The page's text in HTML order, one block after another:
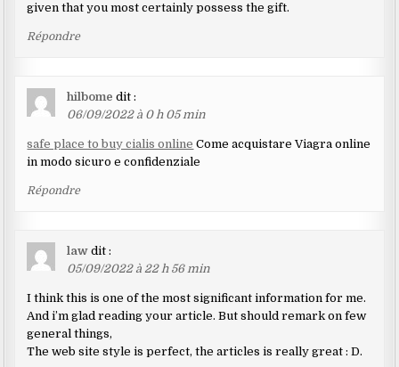
given that you most certainly possess the gift.
Répondre
hilbome dit :
06/09/2022 à 0 h 05 min
safe place to buy cialis online Come acquistare Viagra online
in modo sicuro e confidenziale
Répondre
law dit :
05/09/2022 à 22 h 56 min
I think this is one of the most significant information for me.
And i’m glad reading your article. But should remark on few
general things,
The web site style is perfect, the articles is really great : D.